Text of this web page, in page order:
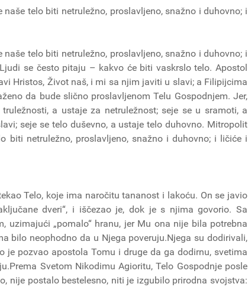
telo biti netruležno, proslavljeno, snažno i duhovno; i
telo biti netruležno, proslavljeno, snažno i duhovno; i
se često pitaju – kakvo će biti vaskrslo telo. Apostol
Hristos, Život naš, i mi sa njim javiti u slavi; a Filipijcima
da bude slično proslavljenom Telu Gospodnjem. Jer,
a ustaje za netruležnost; seje se u sramoti, a
seje se telo duševno, a ustaje telo duhovno. Mitropolit
biti netruležno, proslavljeno, snažno i duhovno; i ličiće i
Telo, koje ima naročitu tananost i lakoću. On se javio
dveri“, i iščezao je, dok je s njima govorio. Sa
uzimajući „pomalo“ hranu, jer Mu ona nije bila potrebna
bilo neophodno da u Njega poveruju.Njega su dodirivali,
je pozvao apostola Tomu i druge da ga dodirnu, svetima
Svetom Nikodimu Agioritu, Telo Gospodnje posle
nije postalo bestelesno, niti je izgubilo prirodna svojstva: